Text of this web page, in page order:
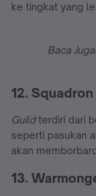
ke tingkat yang
Baca
12. Squadron
Guildterdiri dari
seperti pasukan
akan
13.